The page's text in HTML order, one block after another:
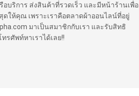
บริการ ส่งสินค้าที่รวดเร็ว และมีหน้าร้านเพื่อ
ให้คุณ เพราะเราคือตลาดผ้าออนไลน์ที่อยู่
มาเป็นสมาชิกกับเรา และรับสิทธิ
รศัพท์หาเราได้เลย!!